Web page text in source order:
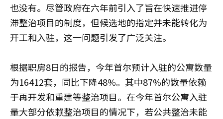
也没有。尽管政府在六年前引入了旨在快速推进停
滞整治项目的制度，但候选地的指定并未能转化为
开工和入驻，这一问题引发了广泛关注。
根据职房8日的报告，今年首尔预计入驻的公寓数量
为16412套，同比下降48%。其中87%的数量依赖
于再开发和重建等整治项目。在今年首尔公寓入驻
量大部分依赖整治项目的情况下，若公共整治未能